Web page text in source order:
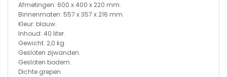
Afmetingen: 600 x 400 x 220 mm.
Binnenmaten: 557 x 357 x 216 mm.
Kleur: blauw.
Inhoud: 40 liter.
Gewicht: 2,0 kg.
Gesloten zijwanden.
Gesloten bodem.
Dichte grepen.